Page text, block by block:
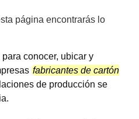
página encontrarás lo
conocer, ubicar y
fabricantes de cartón
de producción se